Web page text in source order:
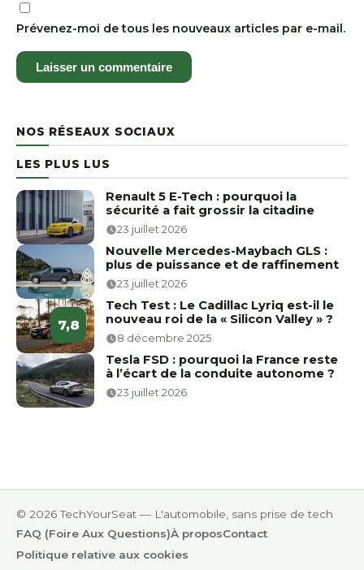
Prévenez-moi de tous les nouveaux articles par e-mail.
NOS RÉSEAUX SOCIAUX
LES PLUS LUS
Renault 5 E-Tech : pourquoi la
sécurité a fait grossir la citadine
23 juillet 2026
Nouvelle Mercedes-Maybach GLS :
plus de puissance et de raffinement
23 juillet 2026
7,8
Tech Test : Le Cadillac Lyriq est-il le
nouveau roi de la « Silicon Valley » ?
8 décembre 2025
Tesla FSD : pourquoi la France reste
à l’écart de la conduite autonome ?
23 juillet 2026
© 2026 TechYourSeat — L'automobile, sans prise de tech
FAQ (Foire Aux Questions)À proposContact
Politique relative aux cookies